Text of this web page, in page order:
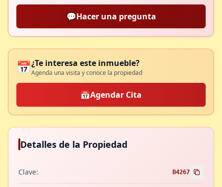
💬Hacer una pregunta
📅¿Te interesa este inmueble?
Agenda una visita y conoce la propiedad
📅Agendar Cita
Detalles de la Propiedad
Clave: B4267